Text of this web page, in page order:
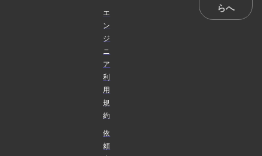
エ
ン
ジ
ニ
ア
利
用
規
約
依
頼
らへ